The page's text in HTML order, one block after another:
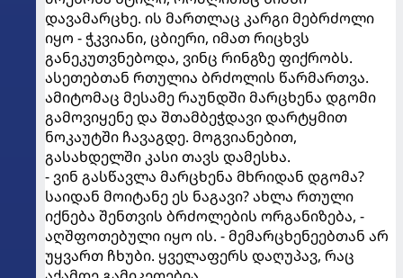
დავამარცხე. ის მართლაც კარგი მებრძოლი
იყო - ჭკვიანი, ცბიერი, იმათ რიცხვს
განეკუთვნებოდა, ვინც რინგზე ფიქრობს.
ასეთებთან რთულია ბრძოლის წარმართვა.
ამიტომაც მესამე რაუნდში მარცხენა დგომი
გამოვიყენე და შთამბეჭდავი დარტყმით
ნოკაუტში ჩავაგდე. მოგვიანებით,
გასახდელში კასი თავს დამესხა.
- ვინ გასწავლა მარცხენა მხრიდან დგომა?
საიდან მოიტანე ეს ნაგავი? ახლა რთული
იქნება შენთვის ბრძოლების ორგანიზება, -
აღშფოთებული იყო ის. - მემარცხენეებთან არ
უყვართ ჩხუბი. ყველაფერს დაღუპავ, რაც